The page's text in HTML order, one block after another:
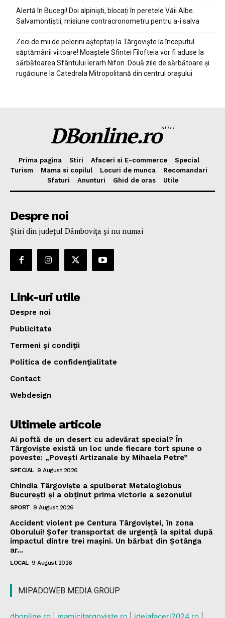
Alertă în Bucegi! Doi alpiniști, blocați în peretele Văii Albe.
Salvamontiștii, misiune contracronometru pentru a-i salva
Zeci de mii de pelerini așteptați la Târgoviște la începutul
săptămânii viitoare! Moaștele Sfintei Filofteia vor fi aduse la
sărbătoarea Sfântului Ierarh Nifon. Două zile de sărbătoare și
rugăciune la Catedrala Mitropolitană din centrul orașului
DBonline.rostiri
Prima pagina Stiri Afaceri si E-commerce
Special
Turism
Mama si copilul Locuri de munca
Recomandari
Sfaturi
Anunturi Ghid de oras Utile
Despre noi
Ştiri din judeţul Dâmboviţa şi nu numai
Link-uri utile
Despre noi
Publicitate
Termeni şi condiţii
Politica de confidenţialitate
Contact
Webdesign
Ultimele articole
Ai poftă de un desert cu adevărat special? În
Târgoviște există un loc unde fiecare tort spune o
poveste: „Povești Artizanale by Mihaela Petre”
SPECIAL 9 August 2026
Chindia Târgoviște a spulberat Metaloglobus
București și a obținut prima victorie a sezonului
SPORT 9 August 2026
Accident violent pe Centura Târgoviștei, în zona
Oborului! Șofer transportat de urgență la spital după
impactul dintre trei mașini. Un bărbat din Șotânga
ar...
LOCAL 9 August 2026
MIPADOWEB MEDIA GROUP